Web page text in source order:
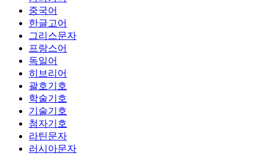
중국어
한글고어
그리스문자
프랑스어
독일어
히브리어
괄호기호
학술기호
기술기호
첨자기호
라틴문자
러시아문자